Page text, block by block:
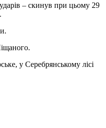
– скинув при цьому 29
у Серебрянському лісі